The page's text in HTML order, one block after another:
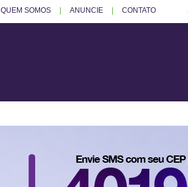
QUEM SOMOS ANUNCIE CONTATO